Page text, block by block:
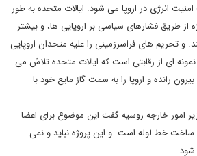
انرژی در اروپا می شود. ایالات متحده به طور
طریق فشارهای سیاسی بر اروپایی ها، ‌و بیشتر
و تحریم های فراسرزمینی را علیه متحدان اروپایی
ای از رقابتی است که ایالات متحده تلاش می
بیرون رانده و اروپا را به سمت گاز مایع خود با
امور خارجه روسیه گفت این موضوع برای اعضا
ساخت خط لوله است. و این پروژه نباید و نمی
شود.